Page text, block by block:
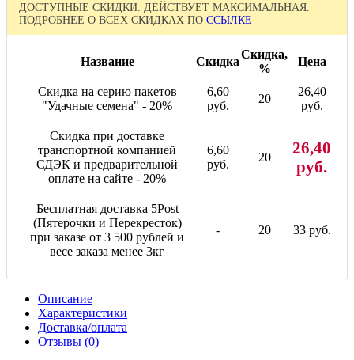
ДОСТУПНЫЕ СКИДКИ. ДЕЙСТВУЕТ МАКСИМАЛЬНАЯ.
ПОДРОБНЕЕ О ВСЕХ СКИДКАХ ПО ССЫЛКЕ
Название Скидка
Скидка,
%
Цена
Скидка на серию пакетов
"Удачные семена" - 20%
6,60
руб.
20
26,40
руб.
Скидка при доставке
транспортной компанией
СДЭК и предварительной
оплате на сайте - 20%
6,60
руб.
20
26,40
руб.
Бесплатная доставка 5Post
(Пятерочки и Перекресток)
при заказе от 3 500 рублей и
весе заказа менее 3кг
- 20 33 руб.
Описание
Характеристики
Доставка/оплата
Отзывы (0)